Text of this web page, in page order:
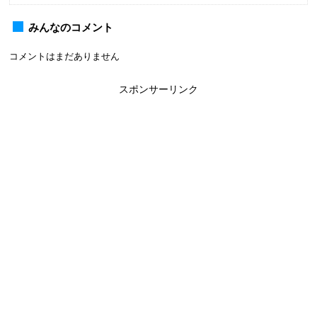
みんなのコメント
コメントはまだありません
スポンサーリンク